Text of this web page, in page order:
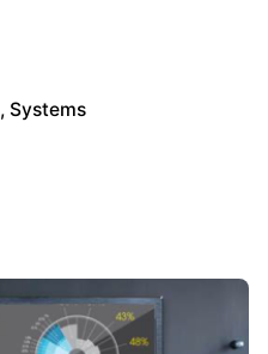
Systems